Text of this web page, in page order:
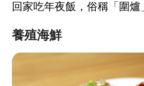
回家吃年夜飯，俗稱「圍爐
養殖海鮮